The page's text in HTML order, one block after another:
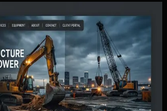
mungkin relevan
Prospek untuk Jasa Lokal:
Orang Langsung